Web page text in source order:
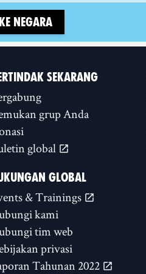
negara
SEKARANG
grup Anda
global
GLOBAL
& Trainings
kami
tim web
privasi
Tahunan 2022